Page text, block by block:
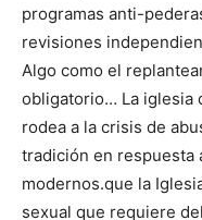
programas anti-
revisiones
Algo como el
obligatorio… La iglesia
rodea a la crisis de
tradición en respuesta
modernos.que la
sexual que requiere